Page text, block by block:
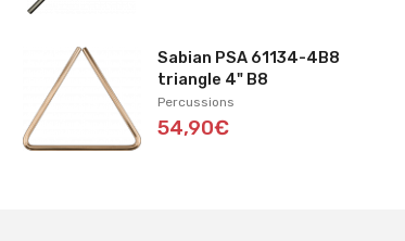
Sabian PSA 61134-4B8
triangle 4" B8
Percussions
54,90€